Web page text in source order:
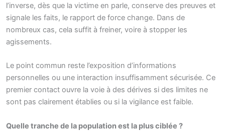
l’inverse, dès que la victime en parle, conserve des preuves et
signale les faits, le rapport de force change. Dans de
nombreux cas, cela suffit à freiner, voire à stopper les
agissements.
Le point commun reste l’exposition d’informations
personnelles ou une interaction insuffisamment sécurisée. Ce
premier contact ouvre la voie à des dérives si des limites ne
sont pas clairement établies ou si la vigilance est faible.
Quelle tranche de la population est la plus ciblée ?